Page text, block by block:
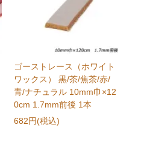
ゴーストレース（ホワイト
ワックス） 黒/茶/焦茶/赤/
青/ナチュラル 10mm巾×12
0cm 1.7mm前後 1本
682円(税込)